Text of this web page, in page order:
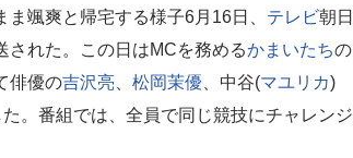
颯爽と帰宅する様子6月16日、 テレビ朝日
された。この日はMCを務めるかまいたちの
俳優の吉沢亮 松岡茉優 、中谷(マユリカ)
。番組では、全員で同じ競技にチャレンジ